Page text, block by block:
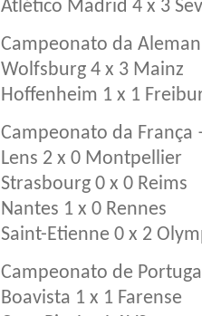
Atlético Madrid 4 x 3
Campeonato da
Wolfsburg 4 x 3 Mainz
Hoffenheim 1 x 1
Campeonato da França
Lens 2 x 0 Montpellier
Strasbourg 0 x 0 Reims
Nantes 1 x 0 Rennes
Saint-Etienne 0 x 2
Campeonato de
Boavista 1 x 1 Farense